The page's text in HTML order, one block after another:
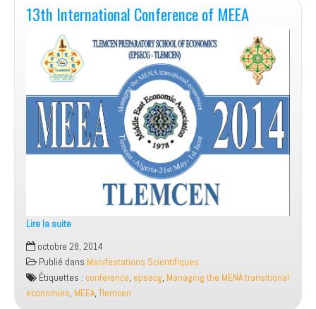
13th International Conference of MEEA
Lire la suite
13th
International
Conference
of
MEEA
octobre 28, 2014
Publié dans Manifestations Scientifiques
Étiquettes : conference, epsecg, Managing the MENA transitional
economies, MEEA,Tlemcen